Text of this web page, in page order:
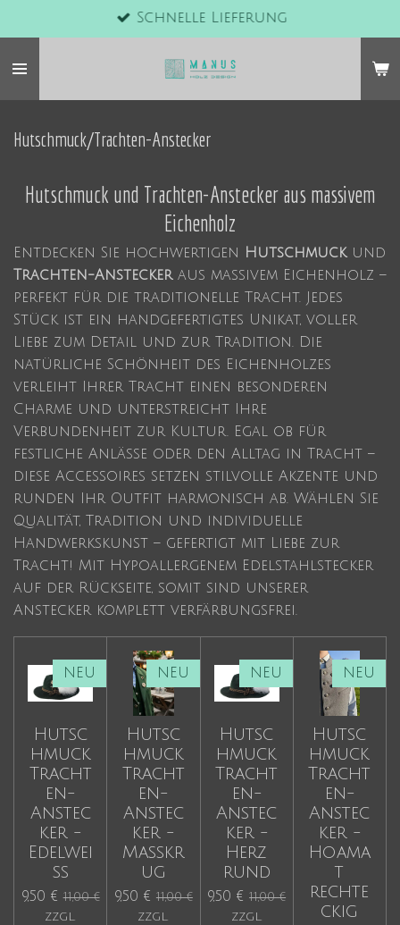
Hauptinhalt
springen
Schnelle Lieferung
Hutschmuck/Trachten-Anstecker
Hutschmuck und Trachten-Anstecker aus massivem
Eichenholz
Entdecken Sie hochwertigen Hutschmuckund
Trachten-Ansteckeraus massivem Eichenholz –
perfekt für die traditionelle Tracht. Jedes
Stück ist ein handgefertigtes Unikat, voller
Liebe zum Detail und zur Tradition. Die
natürliche Schönheit des Eichenholzes
verleiht Ihrer Tracht einen besonderen
Charme und unterstreicht Ihre
Verbundenheit zur Kultur. Egal ob für
festliche Anlässe oder den Alltag in Tracht –
diese Accessoires setzen stilvolle Akzente und
runden Ihr Outfit harmonisch ab. Wählen Sie
Qualität, Tradition und individuelle
Handwerkskunst – gefertigt mit Liebe zur
Tracht! Mit Hypoallergenem Edelstahlstecker
auf der Rückseite, somit sind unserer
Anstecker komplett verfärbungsfrei.
NEU
Hutsc
hmuck
Tracht
en-
Anstec
ker -
Edelwei
ß
9,50 € 11,00 €
zzgl.
NEU
Hutsc
hmuck
Tracht
en-
Anstec
ker -
Maßkr
ug
9,50 € 11,00 €
zzgl.
NEU
Hutsc
hmuck
Tracht
en-
Anstec
ker -
Herz
rund
9,50 € 11,00 €
zzgl.
NEU
Hutsc
hmuck
Tracht
en-
Anstec
ker -
Hoama
t
rechte
ckig